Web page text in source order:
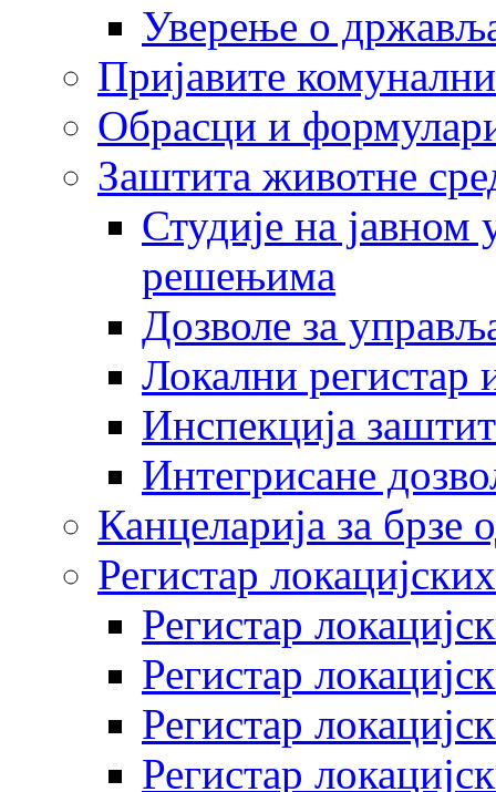
Уверење о
Пријавите
Обрасци и
Заштита животне
Студије на
решењима
Дозволе за
Локални регистар
Инспекција
Интегрисане
Канцеларија за брзе
Регистар
Регистар
Регистар
Регистар
Регистар